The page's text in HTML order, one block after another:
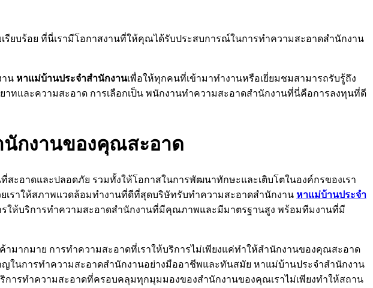
ยบร้อย ที่นี่เรามีโอกาสงานที่ให้คุณได้รับประสบการณ์ในการทำความสะอาดสำนักงาน
าน หาแม่บ้านประจำสำนักงานเพื่อให้ทุกคนที่เข้ามาทำงานหรือเยี่ยมชมสามารถรับรู้ถึง
ทและความสะอาด การเลือกเป็น พนักงานทำความสะอาดสำนักงานที่นี่คือการลงทุนที่ดี
นักงานของคุณสะอาด
ะอาดและปลอดภัย รวมทั้งให้โอกาสในการพัฒนาทักษะและเติบโตในองค์กรของเรา
ราให้สภาพแวดล้อมทำงานที่ดีที่สุดบริษัทรับทำความสะอาดสำนักงาน หาแม่บ้านประจำ
ให้บริการทำความสะอาดสำนักงานที่มีคุณภาพและมีมาตรฐานสูง พร้อมทีมงานที่มี
มากมาย การทำความสะอาดที่เราให้บริการไม่เพียงแค่ทำให้สำนักงานของคุณสะอาด
นการทำความสะอาดสำนักงานอย่างมืออาชีพและทันสมัย หาแม่บ้านประจำสำนักงาน
ารทำความสะอาดที่ครอบคลุมทุกมุมมองของสำนักงานของคุณเราไม่เพียงทำให้สถาน